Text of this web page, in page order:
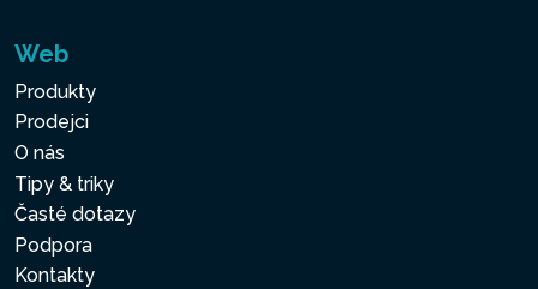
Web
Produkty
Prodejci
O nás
Tipy & triky
Časté dotazy
Podpora
Kontakty